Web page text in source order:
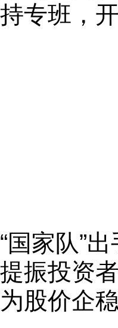
持专班，
“国家队”
提振投资
为股价企